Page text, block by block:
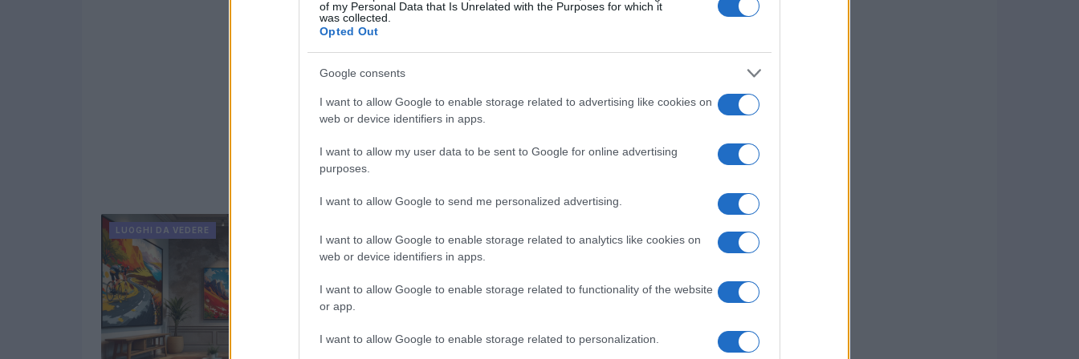
of my Personal Data that Is Unrelated with the Purposes for which it
was collected.
Opted Out
Google consents
I want to allow Google to enable storage related to advertising like cookies on
web or device identifiers in apps.
I want to allow my user data to be sent to Google for online advertising
purposes.
I want to allow Google to send me personalized advertising.
I want to allow Google to enable storage related to analytics like cookies on
web or device identifiers in apps.
I want to allow Google to enable storage related to functionality of the website
or app.
I want to allow Google to enable storage related to personalization.
LUOGHI DA VEDERE